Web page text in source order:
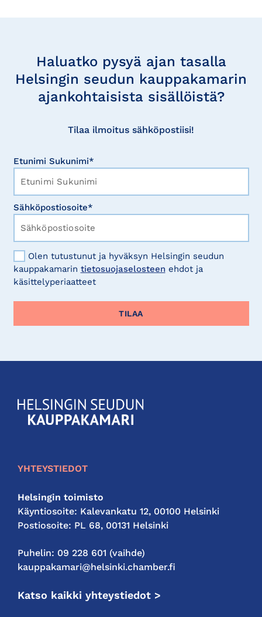
Haluatko pysyä ajan tasalla
Helsingin seudun kauppakamarin
ajankohtaisista sisällöistä?
Tilaa ilmoitus sähköpostiisi!
Etunimi Sukunimi*
Sähköpostiosoite*
Olen tutustunut ja hyväksyn Helsingin seudun
kauppakamarin tietosuojaselosteen ehdot ja
käsittelyperiaatteet
KauppakamariHelsingin
seudun
YHTEYSTIEDOT
Helsingin toimisto
Käyntiosoite: Kalevankatu 12, 00100 Helsinki
Postiosoite: PL 68, 00131 Helsinki
Puhelin: 09 228 601 (vaihde)
kauppakamari@helsinki.chamber.fi
Katso kaikki yhteystiedot >